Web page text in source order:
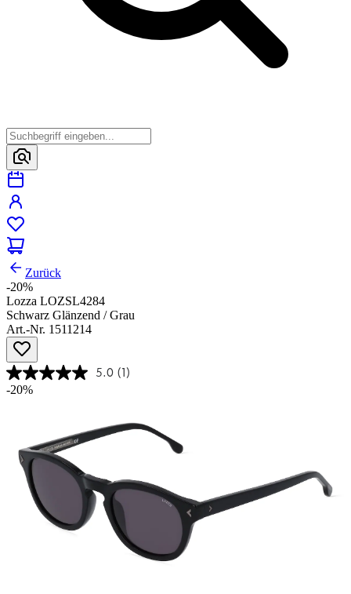
Zurück
-20%
Lozza LOZSL4284
Schwarz Glänzend / Grau
Art.-Nr. 1511214
5.0 (1)
-20%